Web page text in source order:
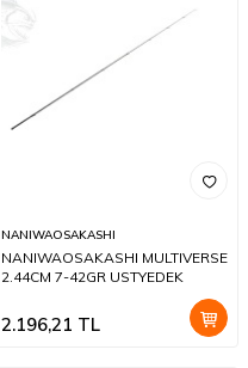
NANIWAOSAKASHI
NANIWAOSAKASHI MULTIVERSE
2.44CM 7-42GR USTYEDEK
2.196,21 TL